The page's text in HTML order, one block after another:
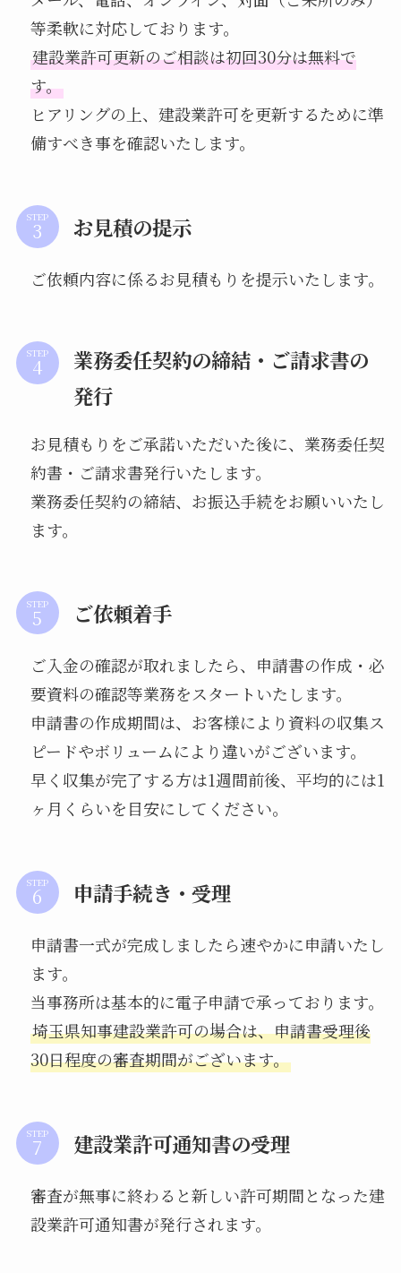
等柔軟に対応しております。
建設業許可更新のご相談は初回30分は無料で
す。
ヒアリングの上、建設業許可を更新するために準
備すべき事を確認いたします。
STEP お見積の提示
ご依頼内容に係るお見積もりを提示いたします。
STEP
業務委任契約の締結・ご請求書の
発行
お見積もりをご承諾いただいた後に、業務委任契
約書・ご請求書発行いたします。
業務委任契約の締結、お振込手続をお願いいたし
ます。
STEP ご依頼着手
ご入金の確認が取れましたら、申請書の作成・必
要資料の確認等業務をスタートいたします。
申請書の作成期間は、お客様により資料の収集ス
ピードやボリュームにより違いがございます。
早く収集が完了する方は1週間前後、平均的には1
ヶ月くらいを目安にしてください。
STEP 申請手続き・受理
申請書一式が完成しましたら速やかに申請いたし
ます。
当事務所は基本的に電子申請で承っております。
埼玉県知事建設業許可の場合は、申請書受理後
30日程度の審査期間がございます。
STEP 建設業許可通知書の受理
審査が無事に終わると新しい許可期間となった建
設業許可通知書が発行されます。